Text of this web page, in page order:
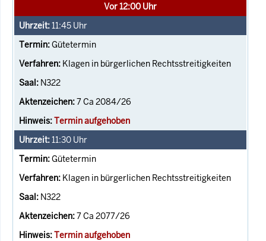
Vor 12:00 Uhr
11:45 Uhr
Gütetermin
Klagen in bürgerlichen Rechtsstreitigkeiten
N322
7 Ca 2084/26
Termin aufgehoben
11:30 Uhr
Gütetermin
Klagen in bürgerlichen Rechtsstreitigkeiten
N322
7 Ca 2077/26
Termin aufgehoben